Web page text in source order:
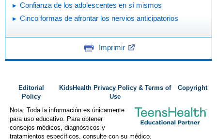
Confianza de los adolescentes en sí mismos
Cinco formas de afrontar los nervios anticipatorios
Imprimir
Editorial
Policy
KidsHealth Privacy Policy & Terms of
Use
Copyright
Nota: Toda la información es únicamente
para uso educativo. Para obtener
consejos médicos, diagnósticos y
tratamientos específicos, consulte con su médico.